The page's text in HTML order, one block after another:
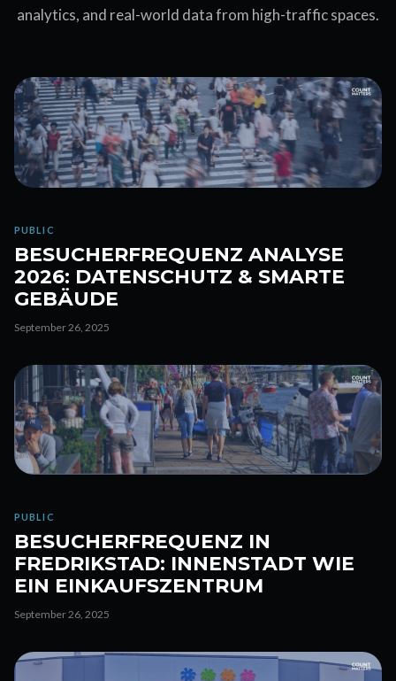
analytics, and real-world data from high-traffic spaces.
PUBLIC
BESUCHERFREQUENZ ANALYSE
2026: DATENSCHUTZ & SMARTE
GEBÄUDE
September 26, 2025
PUBLIC
BESUCHERFREQUENZ IN
FREDRIKSTAD: INNENSTADT WIE
EIN EINKAUFSZENTRUM
September 26, 2025